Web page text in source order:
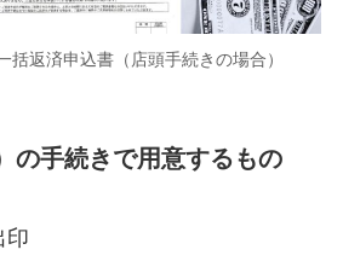
括返済申込書（店頭手続きの場合）
の手続きで用意するもの
印